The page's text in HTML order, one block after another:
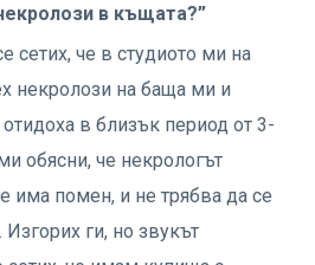
в къщата?”
сетих, че в студиото ми на
некролози на баща ми и
в близък период от 3-
обясни, че некрологът
има помен, и не трябва да се
ги, но звукът